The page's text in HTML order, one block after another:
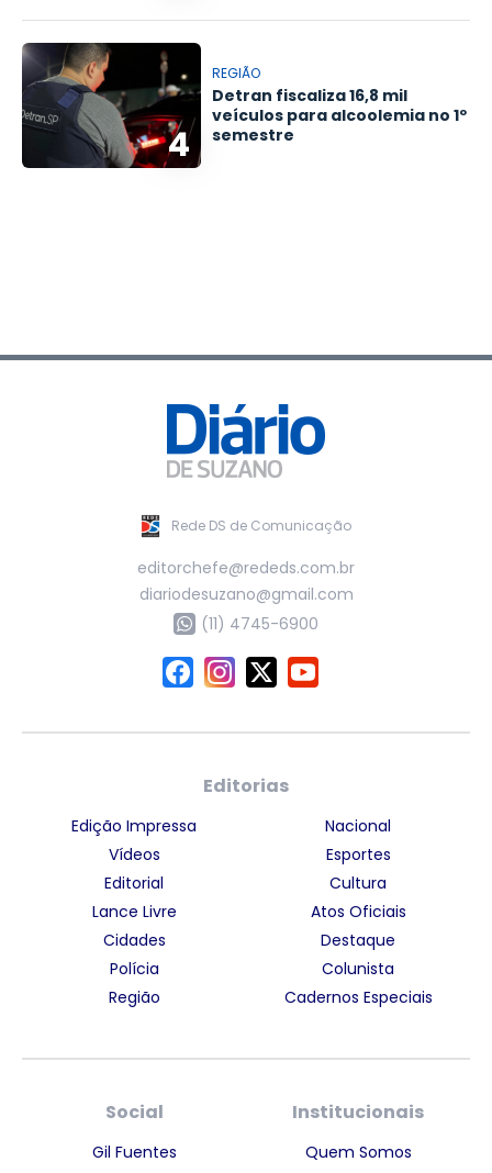
4
REGIÃO
Detran fiscaliza 16,8 mil
veículos para alcoolemia no 1º
semestre
Rede DS de Comunicação
editorchefe@rededs.com.br
diariodesuzano@gmail.com
(11) 4745-6900
Editorias
Edição Impressa
Vídeos
Editorial
Lance Livre
Cidades
Polícia
Região
Nacional
Esportes
Cultura
Atos Oficiais
Destaque
Colunista
Cadernos Especiais
Social
Gil Fuentes
Institucionais
Quem Somos